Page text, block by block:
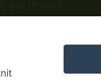
nákup